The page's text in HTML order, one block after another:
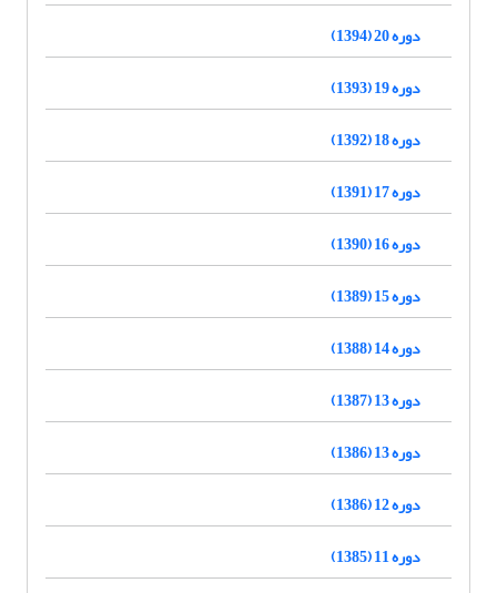
دوره 20 (1394)
دوره 19 (1393)
دوره 18 (1392)
دوره 17 (1391)
دوره 16 (1390)
دوره 15 (1389)
دوره 14 (1388)
دوره 13 (1387)
دوره 13 (1386)
دوره 12 (1386)
دوره 11 (1385)